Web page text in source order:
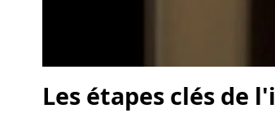
Les étapes clés de